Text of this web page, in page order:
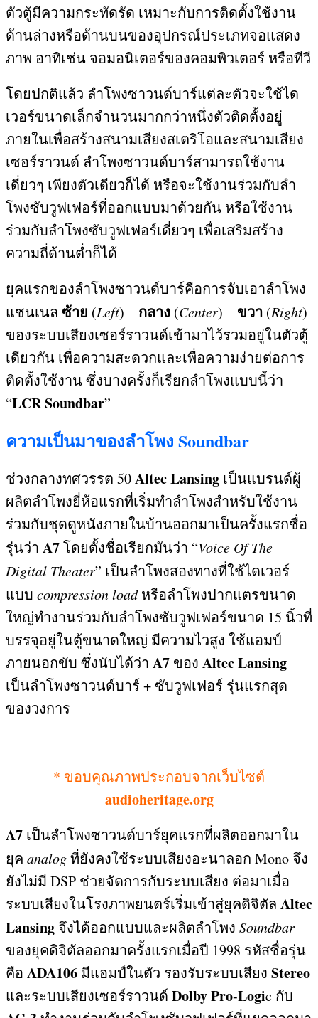
ตัวตู้มีความกระทัดรัด เหมาะกับการติดตั้งใช้งาน
ด้านล่างหรือด้านบนของอุปกรณ์ประเภทจอแสดง
ภาพ อาทิเช่น จอมอนิเตอร์ของคอมพิวเตอร์ หรือทีวี
โดยปกติแล้ว ลำโพงซาวนด์บาร์แต่ละตัวจะใช้ได
เวอร์ขนาดเล็กจำนวนมากกว่าหนึ่งตัวติดตั้งอยู่
ภายในเพื่อสร้างสนามเสียงสเตริโอและสนามเสียง
เซอร์ราวนด์ ลำโพงซาวนด์บาร์สามารถใช้งาน
เดี่ยวๆ เพียงตัวเดียวก็ได้ หรือจะใช้งานร่วมกับลำ
โพงซับวูฟเฟอร์ที่ออกแบบมาด้วยกัน หรือใช้งาน
ร่วมกับลำโพงซับวูฟเฟอร์เดี่ยวๆ เพื่อเสริมสร้าง
ความถี่ด้านต่ำก็ได้
ยุคแรกของลำโพงซาวนด์บาร์คือการจับเอาลำโพง
แชนเนล ซ้าย (Left) – กลาง (Center) – ขวา (Right)
ของระบบเสียงเซอร์ราวนด์เข้ามาไว้รวมอยู่ในตัวตู้
เดียวกัน เพื่อความสะดวกและเพื่อความง่ายต่อการ
ติดตั้งใช้งาน ซึ่งบางครั้งก็เรียกลำโพงแบบนี้ว่า
“LCR Soundbar”
ความเป็นมาของลำโพง Soundbar
ช่วงกลางทศวรรต 50Altec Lansing เป็นแบรนด์ผู้
ผลิตลำโพงยี่ห้อแรกที่เริ่มทำลำโพงสำหรับใช้งาน
ร่วมกับชุดดูหนังภายในบ้านออกมาเป็นครั้งแรกชื่อ
รุ่นว่า A7โดยตั้งชื่อเรียกมันว่า “Voice Of The
Digital Theater” เป็นลำโพงสองทางที่ใช้ไดเวอร์
แบบ compression load หรือลำโพงปากแตรขนาด
ใหญ่ทำงานร่วมกับลำโพงซับวูฟเฟอร์ขนาด 15 นิ้วที่
บรรจุอยู่ในตู้ขนาดใหญ่ มีความไวสูง ใช้แอมป์
ภายนอกขับ ซึ่งนับได้ว่า A7 ของ Altec Lansing
เป็นลำโพงซาวนด์บาร์ +ซับวูฟเฟอร์ รุ่นแรกสุด
ของวงการ
* ขอบคุณภาพประกอบจากเว็บไซต์
audioheritage.org
A7 เป็นลำโพงซาวนด์บาร์ยุคแรกที่ผลิตออกมาใน
ยุค analogที่ยังคงใช้ระบบเสียงอะนาลอก Mono จึง
ยังไม่มี DSP ช่วยจัดการกับระบบเสียง ต่อมาเมื่อ
ระบบเสียงในโรงภาพยนตร์เริ่มเข้าสู่ยุคดิจิตัล Altec
Lansing จึงได้ออกแบบและผลิตลำโพง Soundbar
ของยุคดิจิตัลออกมาครั้งแรกเมื่อปี 1998 รหัสชื่อรุ่น
คือ ADA106 มีแอมป์ในตัว รองรับระบบเสียง Stereo
และระบบเสียงเซอร์ราวนด์ Dolby Pro-Logic กับ